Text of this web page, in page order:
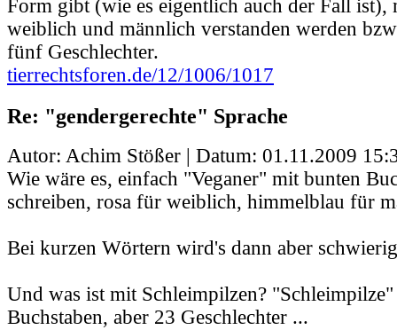
Form gibt (wie es eigentlich auch der Fall ist),
weiblich und männlich verstanden werden
fünf Geschlechter.
tierrechtsforen.de/12/1006/1017
Re: "gendergerechte" Sprache
Autor: Achim Stößer | Datum: 01.11.2009
Wie wäre es, einfach "Veganer" mit bunten
schreiben, rosa für weiblich, himmelblau für
Bei kurzen Wörtern wird's dann aber
Und was ist mit Schleimpilzen?
Buchstaben, aber 23 Geschlechter ...